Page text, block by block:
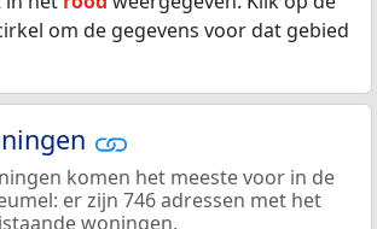
om de gegevens voor dat gebied
komen het meeste voor in de
er zijn 746 adressen met het
woningen.